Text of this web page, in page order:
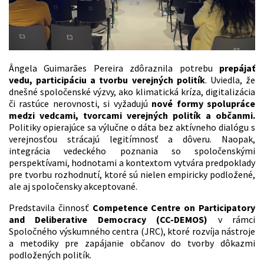
Ângela Guimarães Pereira zdôraznila potrebu prepájať
vedu, participáciu a tvorbu verejných politík. Uviedla, že
dnešné spoločenské výzvy, ako klimatická kríza, digitalizácia
či rastúce nerovnosti, si vyžadujú nové formy spolupráce
medzi vedcami, tvorcami verejných politík a občanmi.
Politiky opierajúce sa výlučne o dáta bez aktívneho dialógu s
verejnosťou strácajú legitímnosť a dôveru. Naopak,
integrácia vedeckého poznania so spoločenskými
perspektívami, hodnotami a kontextom vytvára predpoklady
pre tvorbu rozhodnutí, ktoré sú nielen empiricky podložené,
ale aj spoločensky akceptované.
Predstavila činnosť Competence Centre on Participatory
and Deliberative Democracy (CC-DEMOS) v rámci
Spoločného výskumného centra (JRC), ktoré rozvíja nástroje
a metodiky pre zapájanie občanov do tvorby dôkazmi
podložených politík.